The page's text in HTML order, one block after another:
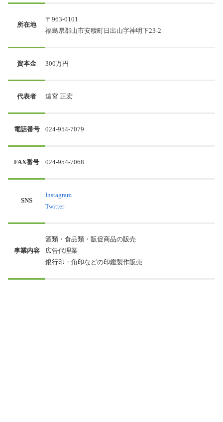
所在地
〒963-0101
福島県郡山市安積町日出山字神明下23-2
資本金 300万円
代表者 遠宮 正宏
電話番号 024-954-7079
FAX番号 024-954-7068
SNS
Instagram
Twitter
事業内容
酒類・食品類・販促商品の販売
広告代理業
銀行印・角印などの印鑑製作販売